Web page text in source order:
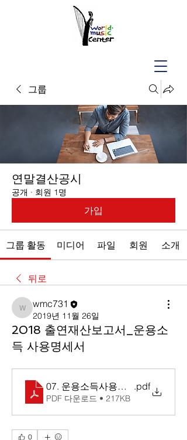
그룹
연말결산공시
공개 · 회원 1명
가입
그룹 활동 미디어 파일 회원 소개
뒤로
wmc731
wmc731
2019년 11월 26일
2018 출연재산보고서_운용소
득 사용명세서
07. 운용소득사용명세서
.pdf
PDF 다운로드 • 217KB
0